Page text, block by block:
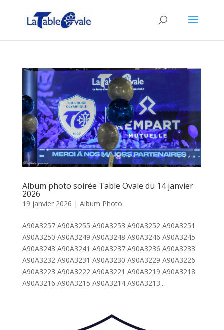
Album photo soirée Table Ovale du 14 janvier
2026
19 janvier 2026 | Album Photo
A90A3257 A90A3255 A90A3253 A90A3252 A90A3251
A90A3250 A90A3249 A90A3248 A90A3246 A90A3245
A90A3243 A90A3241 A90A3237 A90A3236 A90A3233
A90A3232 A90A3231 A90A3230 A90A3229 A90A3226
A90A3223 A90A3222 A90A3221 A90A3219 A90A3218
A90A3216 A90A3215 A90A3214 A90A3213...